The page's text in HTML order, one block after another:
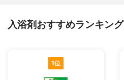
入浴剤おすすめランキング
1位